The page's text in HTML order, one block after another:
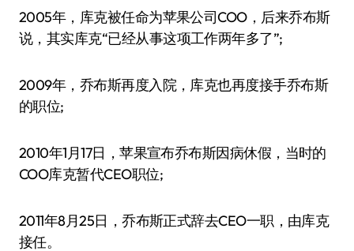
2005年，库克被任命为苹果公司COO，后来乔布斯
说，其实库克“已经从事这项工作两年多了”;
2009年，乔布斯再度入院，库克也再度接手乔布斯
的职位;
2010年1月17日，苹果宣布乔布斯因病休假，当时的
COO库克暂代CEO职位;
2011年8月25日，乔布斯正式辞去CEO一职，由库克
接任。